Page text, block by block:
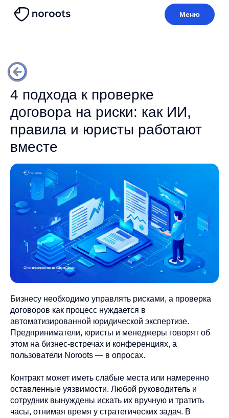
4 подхода к проверке
договора на риски: как ИИ,
правила и юристы работают
вместе
Бизнесу необходимо управлять рисками, а проверка
договоров как процесс нуждается в
автоматизированной юридической экспертизе.
Предприниматели, юристы и менеджеры говорят об
этом на бизнес-встречах и конференциях, а
пользователи Noroots — в опросах.
Контракт может иметь слабые места или намеренно
оставленные уязвимости. Любой руководитель и
сотрудник вынуждены искать их вручную и тратить
часы, отнимая время у стратегических задач. В